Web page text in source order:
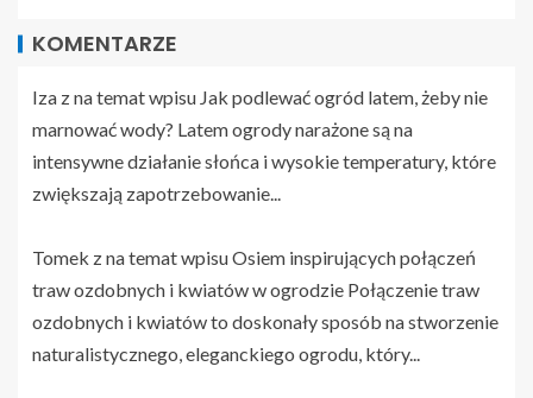
KOMENTARZE
Iza z na temat wpisu Jak podlewać ogród latem, żeby nie
marnować wody? Latem ogrody narażone są na
intensywne działanie słońca i wysokie temperatury, które
zwiększają zapotrzebowanie...
Tomek z na temat wpisuOsiem inspirujących połączeń
traw ozdobnych i kwiatów w ogrodzie Połączenie traw
ozdobnych i kwiatów to doskonały sposób na stworzenie
naturalistycznego, eleganckiego ogrodu, który...